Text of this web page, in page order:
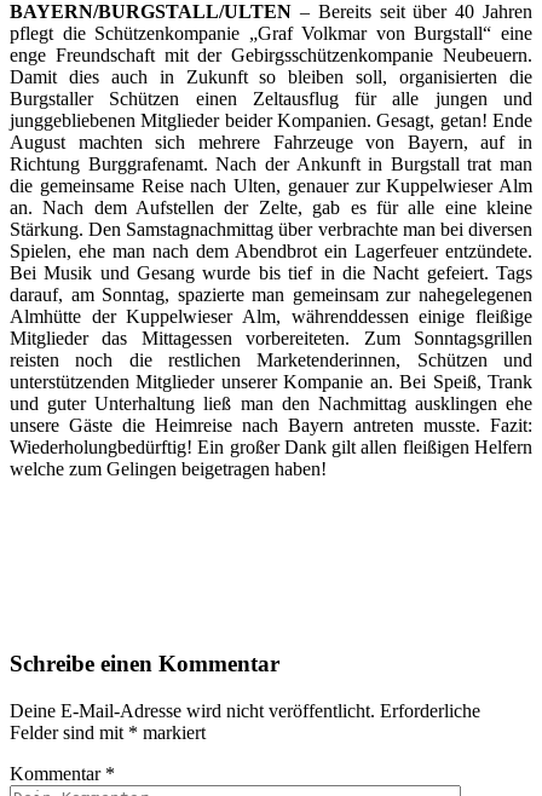
BAYERN/BURGSTALL/ULTEN – Bereits seit über 40 Jahren
pflegt die Schützenkompanie „Graf Volkmar von Burgstall“ eine
enge Freundschaft mit der Gebirgsschützenkompanie Neubeuern.
Damit dies auch in Zukunft so bleiben soll, organisierten die
Burgstaller Schützen einen Zeltausflug für alle jungen und
junggebliebenen Mitglieder beider Kompanien. Gesagt, getan! Ende
August machten sich mehrere Fahrzeuge von Bayern, auf in
Richtung Burggrafenamt. Nach der Ankunft in Burgstall trat man
die gemeinsame Reise nach Ulten, genauer zur Kuppelwieser Alm
an. Nach dem Aufstellen der Zelte, gab es für alle eine kleine
Stärkung. Den Samstagnachmittag über verbrachte man bei diversen
Spielen, ehe man nach dem Abendbrot ein Lagerfeuer entzündete.
Bei Musik und Gesang wurde bis tief in die Nacht gefeiert. Tags
darauf, am Sonntag, spazierte man gemeinsam zur nahegelegenen
Almhütte der Kuppelwieser Alm, währenddessen einige fleißige
Mitglieder das Mittagessen vorbereiteten. Zum Sonntagsgrillen
reisten noch die restlichen Marketenderinnen, Schützen und
unterstützenden Mitglieder unserer Kompanie an. Bei Speiß, Trank
und guter Unterhaltung ließ man den Nachmittag ausklingen ehe
unsere Gäste die Heimreise nach Bayern antreten musste. Fazit:
Wiederholungbedürftig! Ein großer Dank gilt allen fleißigen Helfern
welche zum Gelingen beigetragen haben!
Schreibe einen Kommentar
Deine E-Mail-Adresse wird nicht veröffentlicht. Erforderliche
Felder sind mit * markiert
Kommentar *